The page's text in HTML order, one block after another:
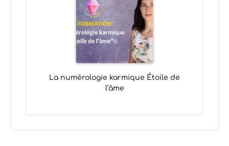
La numérologie karmique Étoile de
l’âme